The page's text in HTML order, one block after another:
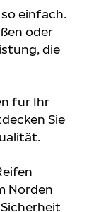
einfach.
oder
die
für Ihr
Sie
Norden